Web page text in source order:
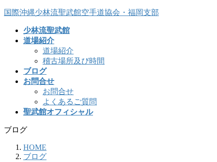
コ
ナ
国際沖縄少林流聖武館空手道協会・福岡支部
少林流聖武館
道場紹介
道場紹介
稽古場所及び時間
ブログ
お問合せ
お問合せ
よくあるご質問
聖武館オフィシャル
ブログ
HOME
ブログ